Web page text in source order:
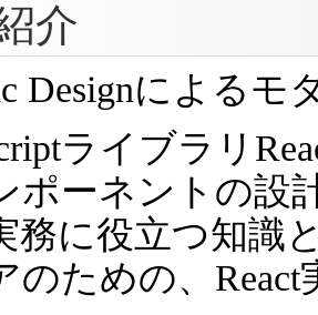
介
Designによるモ
ライブラリ
ポーネントの設
務に役立つ知識
のための、React